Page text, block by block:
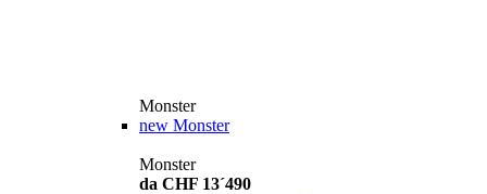
Monster
new Monster
Monster
da CHF 13´490